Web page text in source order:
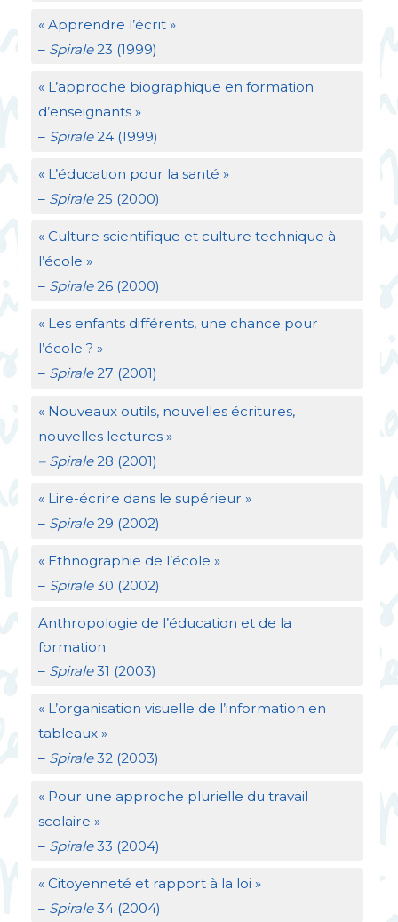
« Apprendre l’écrit »
– Spirale23 (1999)
« L’approche biographique en formation
d’enseignants »
– Spirale24 (1999)
« L’éducation pour la santé »
– Spirale25 (2000)
« Culture scientifique et culture technique à
l’école »
– Spirale26 (2000)
« Les enfants différents, une chance pour
l’école ? »
– Spirale27 (2001)
« Nouveaux outils, nouvelles écritures,
nouvelles lectures »
– Spirale28 (2001)
« Lire-écrire dans le supérieur »
– Spirale29 (2002)
« Ethnographie de l’école »
– Spirale30 (2002)
Anthropologie de l’éducation et de la
formation
– Spirale31 (2003)
« L’organisation visuelle de l’information en
tableaux »
– Spirale32 (2003)
« Pour une approche plurielle du travail
scolaire »
– Spirale33 (2004)
« Citoyenneté et rapport à la loi »
– Spirale34 (2004)